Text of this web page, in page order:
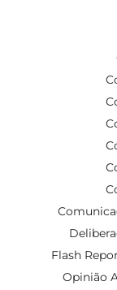
Flash
Opinião